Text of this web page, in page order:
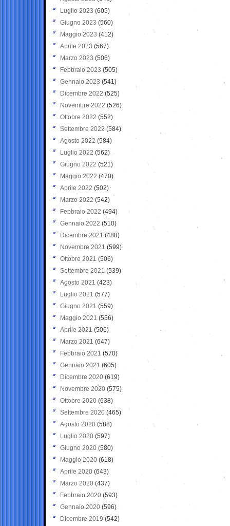
Luglio 2023 (605)
Giugno 2023 (560)
Maggio 2023 (412)
Aprile 2023 (567)
Marzo 2023 (506)
Febbraio 2023 (505)
Gennaio 2023 (541)
Dicembre 2022 (525)
Novembre 2022 (526)
Ottobre 2022 (552)
Settembre 2022 (584)
Agosto 2022 (584)
Luglio 2022 (562)
Giugno 2022 (521)
Maggio 2022 (470)
Aprile 2022 (502)
Marzo 2022 (542)
Febbraio 2022 (494)
Gennaio 2022 (510)
Dicembre 2021 (488)
Novembre 2021 (599)
Ottobre 2021 (506)
Settembre 2021 (539)
Agosto 2021 (423)
Luglio 2021 (577)
Giugno 2021(559)
Maggio 2021 (556)
Aprile 2021 (506)
Marzo 2021 (647)
Febbraio 2021 (570)
Gennaio 2021 (605)
Dicembre 2020 (619)
Novembre 2020 (575)
Ottobre 2020 (638)
Settembre 2020(465)
Agosto 2020 (588)
Luglio 2020 (597)
Giugno 2020 (580)
Maggio 2020 (618)
Aprile 2020 (643)
Marzo 2020 (437)
Febbraio 2020 (593)
Gennaio 2020 (596)
Dicembre 2019 (542)